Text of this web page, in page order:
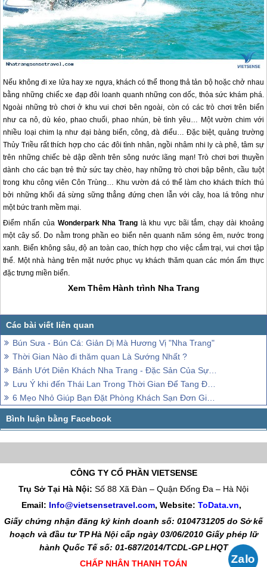
Nếu không đi xe lửa hay xe ngựa, khách có thể thong thả tản bộ hoặc chở nhau
bằng những chiếc xe đạp đôi loanh quanh những con dốc, thỏa sức khám phá.
Ngoài những trò chơi ở khu vui chơi bên ngoài, còn có các trò chơi trên biển
như ca nô, dù kéo, phao chuối, phao nhún, bè tình yêu… Một vườn chim với
nhiều loại chim lạ như đại bàng biển, công, đà điểu… Đặc biệt, quảng trường
Thủy Triều rất thích hợp cho các đôi tình nhân, ngồi nhâm nhi ly cà phê, tâm sự
trên những chiếc bè dập dềnh trên sông nước lãng mạn! Trò chơi bơi thuyền
dành cho các bạn trẻ thử sức tay chèo, hay những trò chơi bập bênh, cầu tuột
trong khu công viên Côn Trùng… Khu vườn đá có thể làm cho khách thích thú
bởi những khối đá sừng sững thẳng đứng chen lẫn với cây, hoa lá trông như
một bức tranh mềm mại.
Điểm nhấn của WonderparkNha Tranglà khu vực bãi tắm, chạy dài khoảng
một cây số. Do nằm trong phần eo biển nên quanh năm sóng êm, nước trong
xanh. Biển không sâu, độ an toàn cao, thích hợp cho việc cắm trại, vui chơi tập
thể. Một nhà hàng trên mặt nước phục vụ khách thăm quan các món ẩm thực
đặc trưng miền biển.
Xem Thêm Hành trình Nha Trang
Bún Sưa - Bún Cá: Giản Dị Mà Hương Vị "Nha Trang"
Thời Gian Nào đi thăm quan Là Sướng Nhất ?
Bánh Ướt Diên Khách Nha Trang - Đặc Sản Của Sự Đơn Giản
Lưu Ý khi đến Thái Lan Trong Thời Gian Để Tang Đức Vua
6 Mẹo Nhỏ Giúp Bạn Đặt Phòng Khách Sạn Đơn Giản Và Thuận Tiện
CÔNG TY CỔ PHẦN VIETSENSE
Trụ Sở Tại Hà Nội: Số 88 Xã Đàn – Quận Đống Đa – Hà Nội
Email: Info@vietsensetravel.com, Website: ToData.vn,
Giấy chứng nhận đăng ký kinh doanh số: 0104731205 do Sở kế
hoạch và đầu tư TP Hà Nội cấp ngày 03/06/2010 Giấy phép lữ
hành Quốc Tế số: 01-687/2014/TCDL-GP LHQT
CHẤP NHẬN THANH TOÁN